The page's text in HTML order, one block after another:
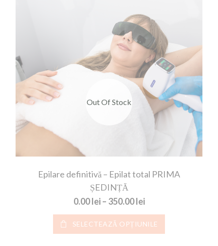
Out Of Stock
Epilare definitivă – Epilat total PRIMA
ȘEDINȚĂ
0.00lei – 350.00leiInterval de prețuri:
SELECTEAZĂ OPȚIUNILE